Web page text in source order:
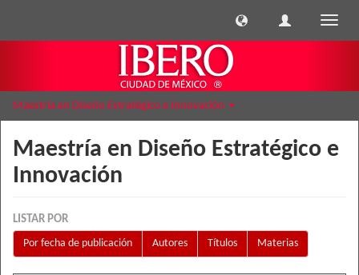
Maestría en Diseño Estratégico e Innovación
Maestría en Diseño Estratégico e
Innovación
LISTAR POR
Por fecha de publicación
Autores Títulos Materias